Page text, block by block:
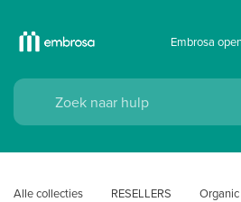
Embrosa
Alle collecties RESELLERS